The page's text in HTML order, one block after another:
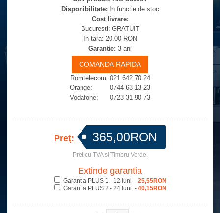
Disponibilitate: In functie de stoc
Cost livrare:
Bucuresti: GRATUIT
In tara: 20.00 RON
Garantie: 3 ani
Romtelecom: 021 642 70 24
Orange: 0744 63 13 23
Vodafone: 0723 31 90 73
Preţ: 365,00RON
Pret cu TVA si Timbru Verde.
Extinde garantia
Garantia PLUS 1 - 12 luni - 25,55RON
Garantia PLUS 2 - 24 luni - 40,15RON